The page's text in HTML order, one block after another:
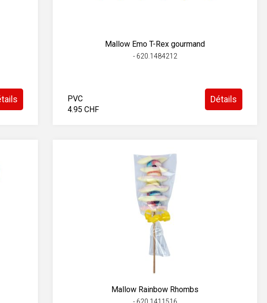
Mallow Emo T-Rex gourmand
- 620.1484212
PVC
4.95 CHF
Détails
Mallow Rainbow Rhombs